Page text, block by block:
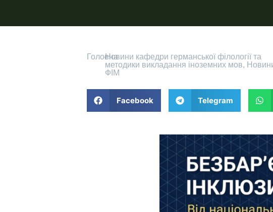
Головна
-Новини кафедри германської філології та
методики викладання іноземних мов,
ФІМ
Facebook Telegram